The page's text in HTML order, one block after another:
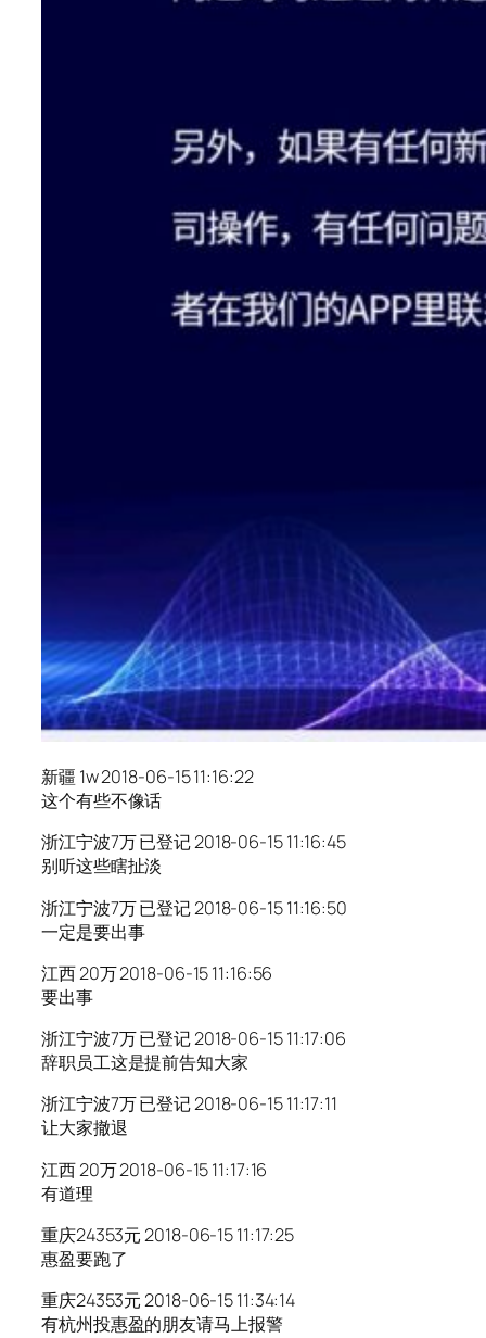
新疆 1w 2018-06-15 11:16:22
这个有些不像话
浙江宁波7万 已登记 2018-06-15 11:16:45
别听这些瞎扯淡
浙江宁波7万 已登记 2018-06-15 11:16:50
一定是要出事
江西 20万 2018-06-15 11:16:56
要出事
浙江宁波7万 已登记 2018-06-15 11:17:06
辞职员工这是提前告知大家
浙江宁波7万 已登记 2018-06-15 11:17:11
让大家撤退
江西 20万 2018-06-15 11:17:16
有道理
重庆24353元 2018-06-15 11:17:25
惠盈要跑了
重庆24353元 2018-06-15 11:34:14
有杭州投惠盈的朋友请马上报警